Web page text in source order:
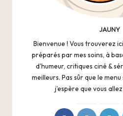
JAUNY
Bienvenue ! Vous trouverez
préparés par mes soins, à
d'humeur, critiques ciné &
meilleurs. Pas sûr que le
j'espère que vous